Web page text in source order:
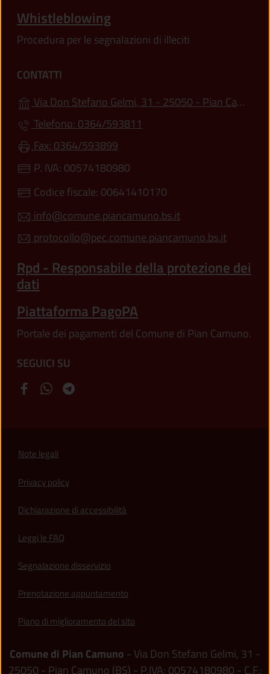
Whistleblowing
Procedura per le segnalazioni di illeciti
CONTATTI
Via Don Stefano Gelmi, 31 - 25050 - Pian Camuno (BS)
Telefono: 0364/593811
Fax: 0364/593899
P. IVA: 00574180980
Codice fiscale: 00641410170
info@comune.piancamuno.bs.it
protocollo@pec.comune.piancamuno.bs.it
Rpd - Responsabile della protezione dei
dati
Piattaforma PagoPA
Portale dei pagamenti del Comune di Pian Camuno.
SEGUICI SU
Note legali
Privacy policy
Dichiarazione di accessibilità
Leggi le FAQ
Segnalazione disservizio
Prenotazione appuntamento
Piano di miglioramento del sito
Comune di Pian Camuno - Via Don Stefano Gelmi, 31 -
25050 - Pian Camuno (BS) - P.IVA: 00574180980 - C.F.: